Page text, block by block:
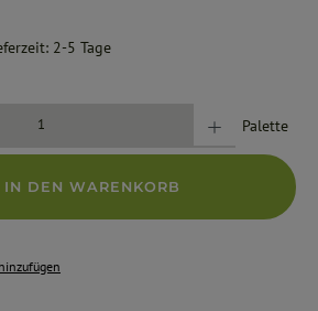
2-5 Tage
Palette
IN DEN WARENKORB